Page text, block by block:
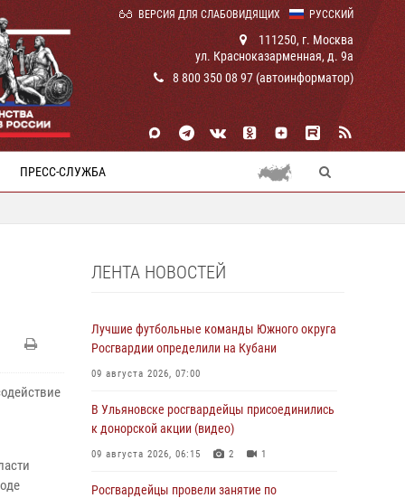
РУССКИЙ
ВЕРСИЯ ДЛЯ СЛАБОВИДЯЩИХ
111250, г. Москва
ул. Красноказарменная, д. 9а
8 800 350 08 97 (автоинформатор)
ПРЕСС-СЛУЖБА
ЛЕНТА НОВОСТЕЙ
Лучшие футбольные команды Южного округа
Росгвардии определили на Кубани
09 августа 2026, 07:00
В Ульяновске росгвардейцы присоединились
к донорской акции (видео)
09 августа 2026, 06:15 2 1
Росгвардейцы провели занятие по